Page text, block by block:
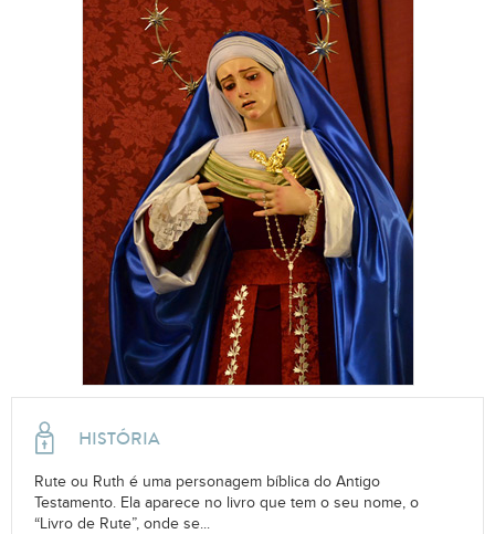
HISTÓRIA
Rute ou Ruth é uma personagem bíblica do Antigo
Testamento. Ela aparece no livro que tem o seu nome, o
“Livro de Rute”, onde se...